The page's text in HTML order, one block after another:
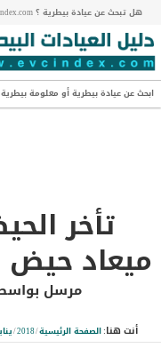
هل تبحث عن عيادة بيطرية ؟ contact@evcindex.com
ابحث عن عيادة بيطرية أو معلومة بيطرية
تأخر
ميعاد حيض
مرسل
أنت هنا:الصفحة الرئيسية/
2018
/